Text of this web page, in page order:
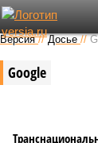
Версия //Досье //
Google